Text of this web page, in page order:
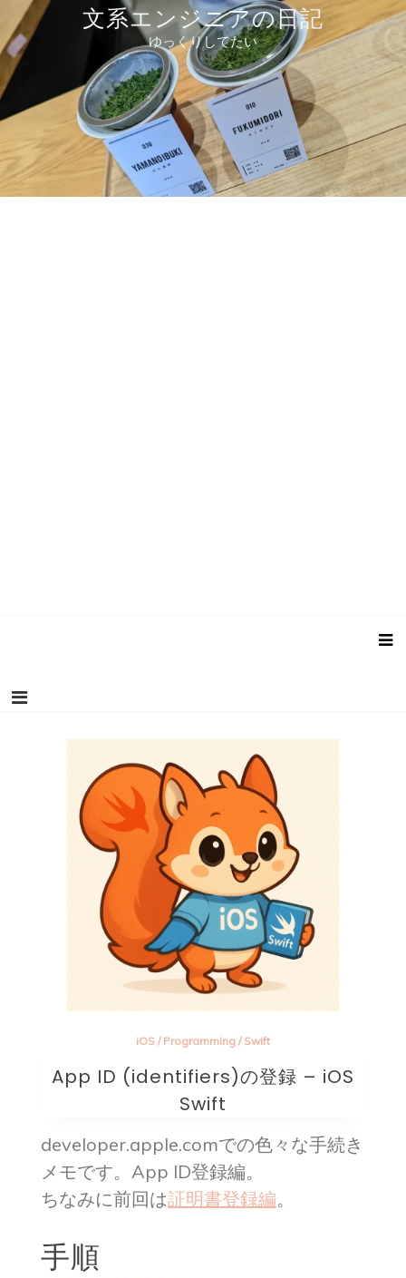
テ
ツ
へ
ス
ッ
プ
文系エンジニアの日記
ゆっくりしてたい
iOS/ Programming/ Swift
App ID (identifiers)の登録 – iOS
Swift
developer.apple.comでの色々な手続き
メモです。App ID登録編。
ちなみに前回は証明書登録編。
手順